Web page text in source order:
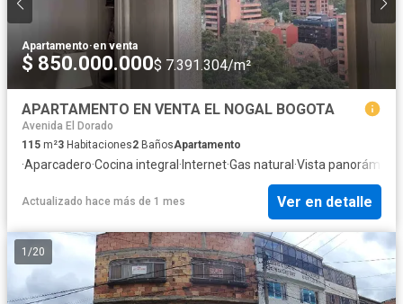
Apartamento·en venta
$ 850.000.000$ 7.391.304/m²
APARTAMENTO EN VENTA EL NOGAL BOGOTA
Avenida El Dorado
115 m²3 Habitaciones2 BañosApartamento
·Aparcadero·Cocina integral · Internet·Gas natural ·Vista panorámica
Actualizado hace más de 1 mes Ver en detalle
1 /20